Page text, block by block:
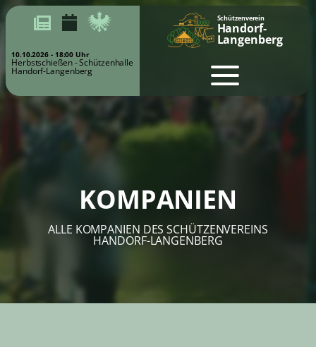
Schützenverein
Handorf-
Langenberg
18Sek
bis zum Schützenfest am
15.05.2027 & 16.05.2027
KOMPANIEN
ALLE KOMPANIEN DES SCHÜTZENVEREINS
HANDORF-LANGENBERG